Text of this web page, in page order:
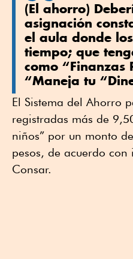
(El ahorro)
asignación
el aula donde
tiempo; que
como “Finanzas
“Maneja tu
El Sistema del Ahorro
registradas más de
niños” por un monto
pesos, de acuerdo
Consar.